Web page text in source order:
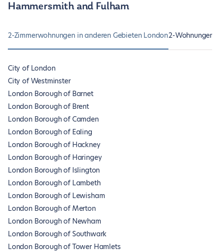
Hammersmith and Fulham
2-Zimmerwohnungen in anderen Gebieten London2-Wohnungen
City of London
City of Westminster
London Borough of Barnet
London Borough of Brent
London Borough of Camden
London Borough of Ealing
London Borough of Hackney
London Borough of Haringey
London Borough of Islington
London Borough of Lambeth
London Borough of Lewisham
London Borough of Merton
London Borough of Newham
London Borough of Southwark
London Borough of Tower Hamlets